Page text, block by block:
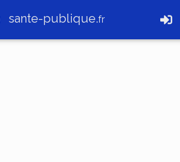
sante-publique.fr